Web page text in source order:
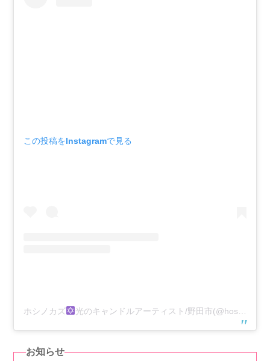
この投稿をInstagramで見る
ホシノカズ 光のキャンドルアーティスト/野田市(@hoshino_kaz)がシェアした投稿
お知らせ